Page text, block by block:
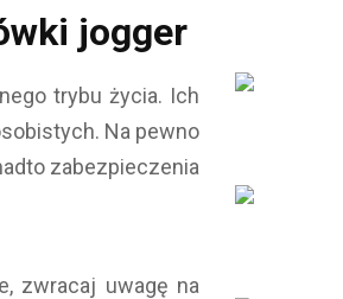
jogger
trybu życia. Ich
Na pewno
zabezpieczenia
zwracaj uwagę na